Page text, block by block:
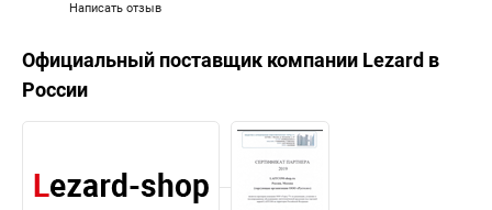
Написать отзыв
Официальный поставщик компании Lezard в
России